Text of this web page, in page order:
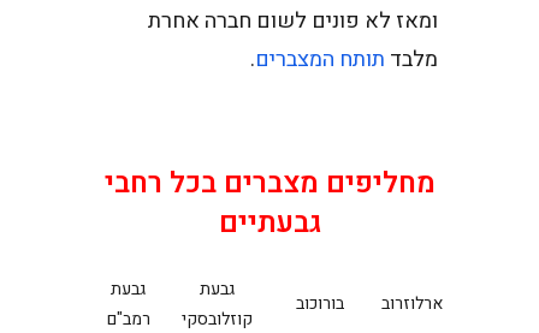
ומאז לא פונים לשום חברה אחרת
מלבד תותח המצברים.
מחליפים מצברים בכל רחבי
גבעתיים
ארלוזרוב בורוכוב
גבעת
קוזלובסקי
גבעת
רמב"ם